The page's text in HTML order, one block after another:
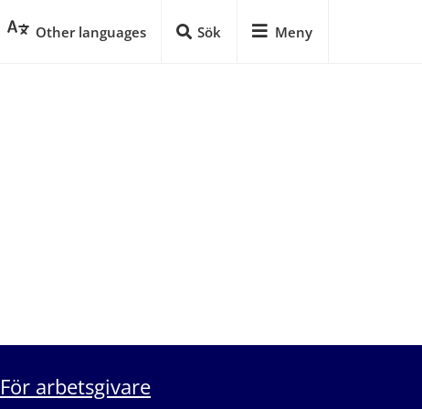
Other languages Sök Meny
För arbetsgivare